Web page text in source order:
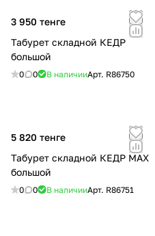
3 950 тенге
Табурет складной КЕДР
большой
0 0 В наличииАрт. R86750
5 820 тенге
Табурет складной КЕДР МАХ
большой
0 0 В наличииАрт. R86751